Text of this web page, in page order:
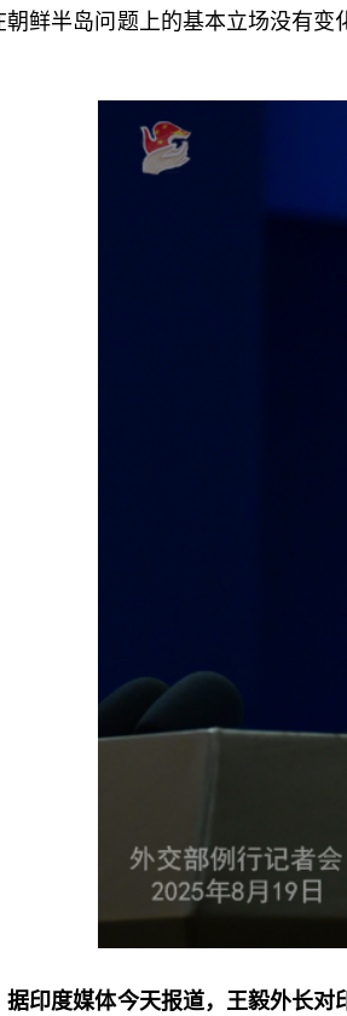
朝鲜半岛问题上的基本立场没有
据印度媒体今天报道，王毅外长